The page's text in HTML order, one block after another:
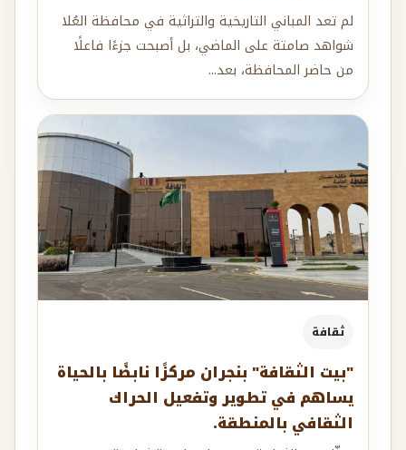
لم تعد المباني التاريخية والتراثية في محافظة العُلا
شواهد صامتة على الماضي، بل أصبحت جزءًا فاعلًا
من حاضر المحافظة، بعد...
ثقافة
"بيت الثقافة" بنجران مركزًا نابضًا بالحياة
يساهم في تطوير وتفعيل الحراك
الثقافي بالمنطقة.